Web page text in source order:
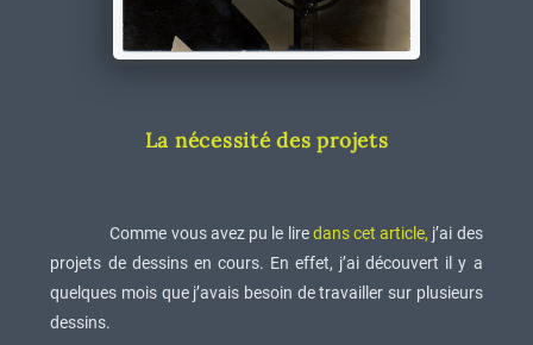
La nécessité des projets
Comme vous avez pu le liredans cet article, j’ai des
projets de dessins en cours. En effet, j’ai découvert il y a
quelques mois que j’avais besoin de travailler sur plusieurs
dessins.